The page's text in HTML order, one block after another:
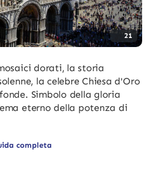
21
dorati, la storia
la celebre Chiesa d'Oro
Simbolo della gloria
eterno della potenza di
completa